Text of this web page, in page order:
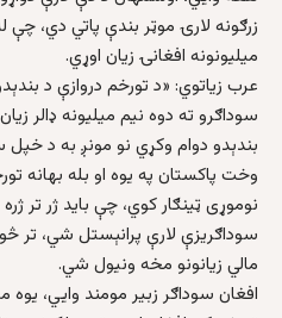
زرګونه لارۍ موټر بندې پاتي دي، چې
میلیونونه افغانۍ زیان اوړي.
عرب زیاتوي: «د تورخم دروازې د
سوداګرو ته دوه نیم میلیونه ډالر
بندېدو دوام وکړي نو مونږ به د
وخت پاکستان په یوه او بله بهانه
نوموړی ټينګار کوي، چې باید ژر تر
سوداګریزې لارې پرانېستل شي، تر
مالي زیانونو مخه ونیول شي.
افغان سوداګر زبیر مومند وایي،